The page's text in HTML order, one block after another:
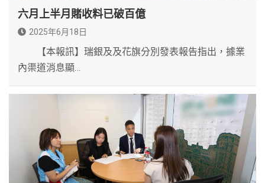
六月上半月賭收料已破百億
2025年6月18日
【本報訊】瑞銀及及花旗分別發表報告指出，據業
內渠道消息顯…